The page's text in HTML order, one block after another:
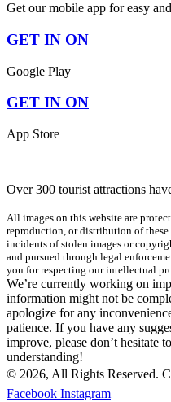
Get our mobile app for easy
GET IN ON
Google Play
GET IN ON
App Store
Over 300 tourist attractions
All images on this website are
reproduction, or distribution of
incidents of stolen images or
and pursued through legal
you for respecting our intellectual
We’re currently working on
information might not be
apologize for any
patience. If you have any
improve, please don’t hesitate
understanding!
© 2026, All Rights Reserved.
Facebook Instagram